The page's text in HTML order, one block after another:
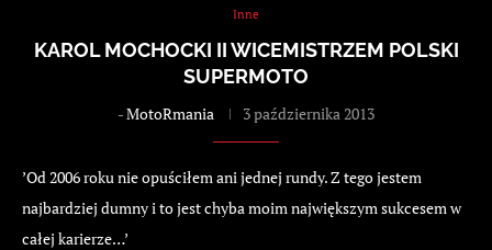
Inne
KAROL MOCHOCKI II WICEMISTRZEM POLSKI
SUPERMOTO
-MotoRmania 3 października 2013
’Od 2006 roku nie opuściłem ani jednej rundy. Z tego jestem
najbardziej dumny i to jest chyba moim największym sukcesem w
całej karierze…’